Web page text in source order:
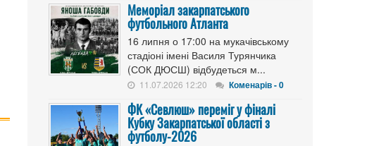
Меморіал закарпатського
футбольного Атланта
16 липня о 17:00 на мукачівському
стадіоні імені Василя Турянчика
(СОК ДЮСШ) відбудеться м...
11.07.2026 12:20 Коменарів - 0
ФК «Севлюш» переміг у фіналі
Кубку Закарпатської області з
футболу-2026